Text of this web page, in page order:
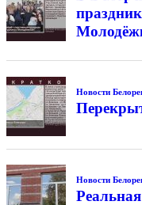
Новости
Новости